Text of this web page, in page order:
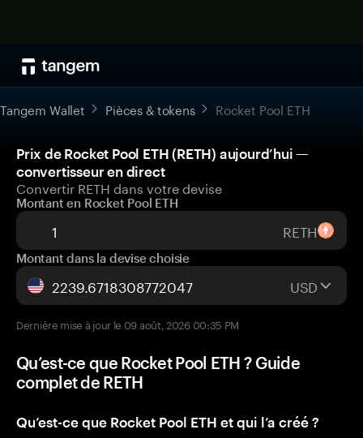
Tangem Wallet Pièces & tokens Rocket Pool ETH
Prix de Rocket Pool ETH (RETH) aujourd’hui —
convertisseur en direct
Convertir RETH dans votre devise
Montant en Rocket Pool ETH
RETH
Montant dans la devise choisie
USD
Dernière mise à jour le 09 août, 2026 00:35 PM
Qu’est-ce que Rocket Pool ETH ? Guide
complet de RETH
Qu’est-ce que Rocket Pool ETH et qui l’a créé ?